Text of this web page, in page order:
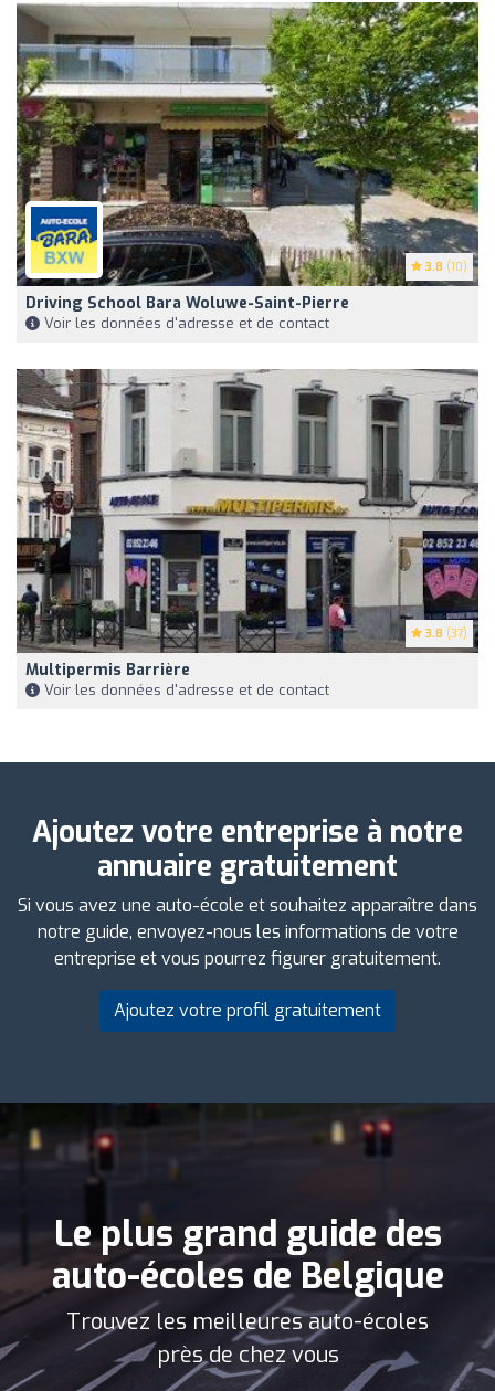
3.8 (10)
Driving School Bara Woluwe-Saint-Pierre
Voir les données d'adresse et de contact
3.8 (37)
Multipermis Barrière
Voir les données d'adresse et de contact
Ajoutez votre entreprise à notre
annuaire gratuitement
Si vous avez une auto-école et souhaitez apparaître dans
notre guide, envoyez-nous les informations de votre
entreprise et vous pourrez figurer gratuitement.
Ajoutez votre profil gratuitement
Le plus grand guide des
auto-écoles de Belgique
Trouvez les meilleures auto-écoles
près de chez vous